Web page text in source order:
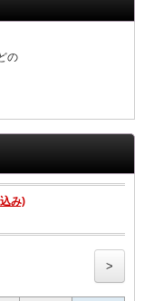
の
示をお願い致しま
たてコーヒーをご用
み)
>